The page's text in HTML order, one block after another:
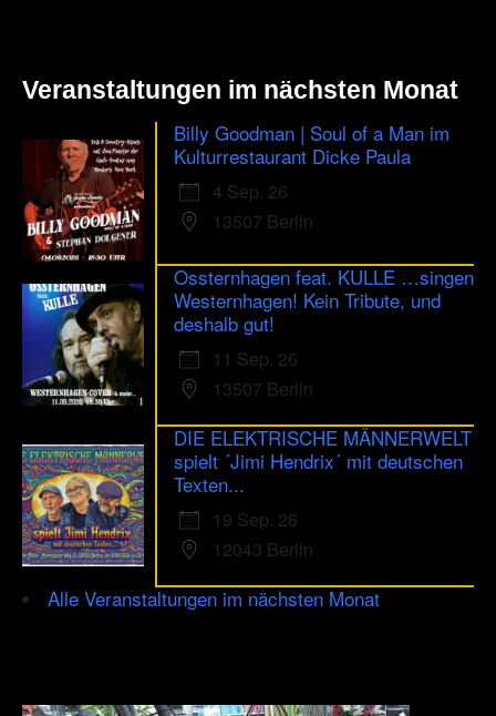
Veranstaltungen im nächsten Monat
Billy Goodman | Soul of a Man im
Kulturrestaurant Dicke Paula
4 Sep. 26
13507 Berlin
Ossternhagen feat. KULLE …singen
Westernhagen! Kein Tribute, und
deshalb gut!
11 Sep. 26
13507 Berlin
DIE ELEKTRISCHE MÄNNERWELT
spielt ´Jimi Hendrix´ mit deutschen
Texten...
19 Sep. 26
12043 Berlin
Alle Veranstaltungen im nächsten Monat